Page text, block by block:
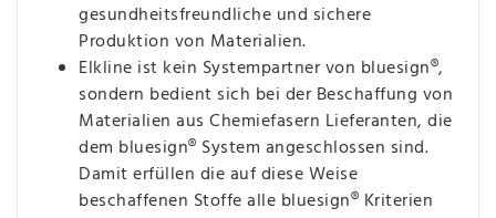
gesundheitsfreundliche und sichere
Produktion von Materialien.
Elkline ist kein Systempartner von bluesign®,
sondern bedient sich bei der Beschaffung von
Materialien aus Chemiefasern Lieferanten, die
dem bluesign® System angeschlossen sind.
Damit erfüllen die auf diese Weise
beschaffenen Stoffe alle bluesign® Kriterien